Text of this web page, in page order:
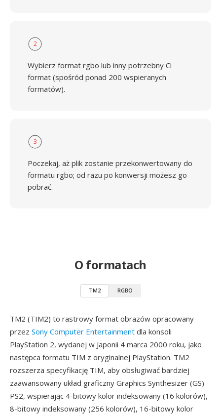
2
Wybierz format rgbo lub inny potrzebny Ci
format (spośród ponad 200 wspieranych
formatów).
3
Poczekaj, aż plik zostanie przekonwertowany do
formatu rgbo; od razu po konwersji możesz go
pobrać.
O formatach
TM2 RGBO
TM2 (TIM2) to rastrowy format obrazów opracowany
przez Sony Computer Entertainment dla konsoli
PlayStation 2, wydanej w Japonii 4 marca 2000 roku, jako
następca formatu TIM z oryginalnej PlayStation. TM2
rozszerza specyfikację TIM, aby obsługiwać bardziej
zaawansowany układ graficzny Graphics Synthesizer (GS)
PS2, wspierając 4-bitowy kolor indeksowany (16 kolorów),
8-bitowy indeksowany (256 kolorów), 16-bitowy kolor